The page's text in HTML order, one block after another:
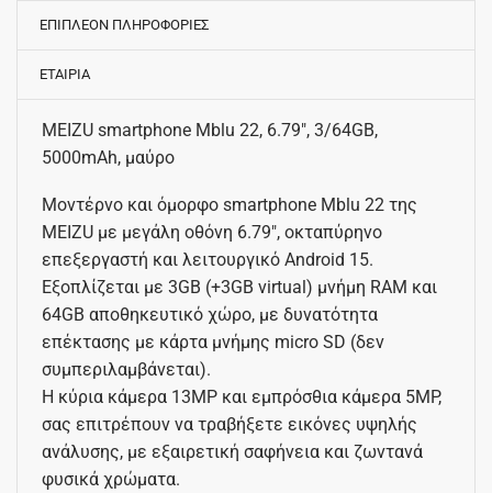
ΕΠΙΠΛΕΟΝ ΠΛΗΡΟΦΟΡΙΕΣ
ΕΤΑΙΡΙΑ
MEIZU smartphone Mblu 22, 6.79″, 3/64GB,
5000mAh, μαύρο
Μοντέρνο και όμορφο smartphone Mblu 22 της
MEIZU με μεγάλη οθόνη 6.79″, οκταπύρηνο
επεξεργαστή και λειτουργικό Android 15.
Εξοπλίζεται με 3GB (+3GB virtual) μνήμη RAM και
64GB αποθηκευτικό χώρο, με δυνατότητα
επέκτασης με κάρτα μνήμης micro SD (δεν
συμπεριλαμβάνεται).
Η κύρια κάμερα 13MP και εμπρόσθια κάμερα 5MP,
σας επιτρέπουν να τραβήξετε εικόνες υψηλής
ανάλυσης, με εξαιρετική σαφήνεια και ζωντανά
φυσικά χρώματα.